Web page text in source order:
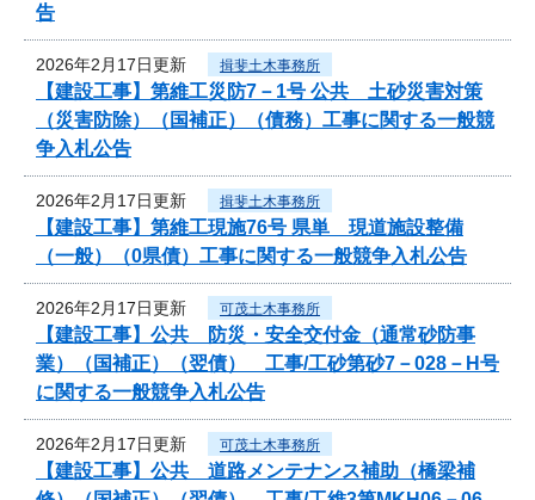
告
2026年2月17日更新 揖斐土木事務所
【建設工事】第維工災防7－1号 公共 土砂災害対策
（災害防除）（国補正）（債務）工事に関する一般競
争入札公告
2026年2月17日更新 揖斐土木事務所
【建設工事】第維工現施76号 県単 現道施設整備
（一般）（0県債）工事に関する一般競争入札公告
2026年2月17日更新 可茂土木事務所
【建設工事】公共 防災・安全交付金（通常砂防事
業）（国補正）（翌債） 工事/工砂第砂7－028－H号
に関する一般競争入札公告
2026年2月17日更新 可茂土木事務所
【建設工事】公共 道路メンテナンス補助（橋梁補